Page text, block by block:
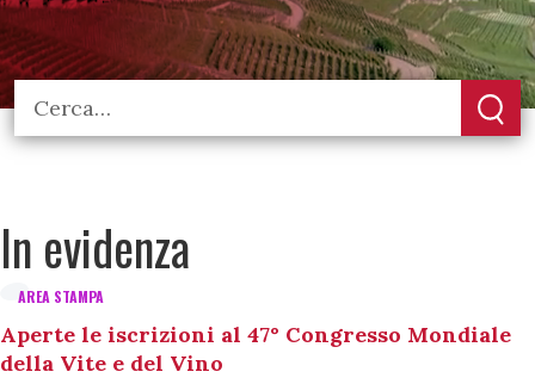
In evidenza
AREA STAMPA
Aperte le iscrizioni al 47° Congresso Mondiale
della Vite e del Vino